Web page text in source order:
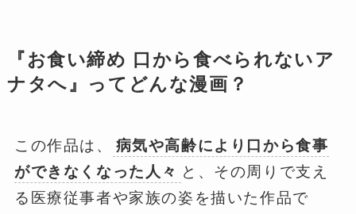
『お食い締め 口から食べられないア
ナタへ』ってどんな漫画？
この作品は、
病気や高齢により口から食事
ができなくなった人々 と、その周りで支え
る医療従事者や家族の姿を描いた作品で